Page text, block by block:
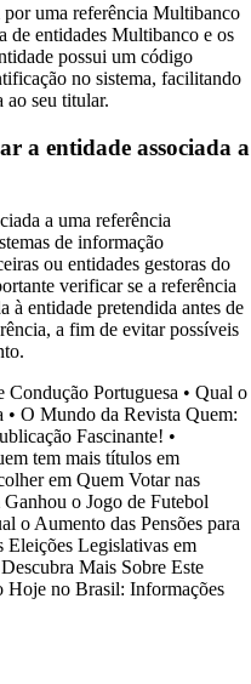
por uma referência Multibanco
de entidades Multibanco e os
possui um código
no sistema, facilitando
ao seu titular.
a entidade associada a
a uma referência
de informação
ou entidades gestoras do
verificar se a referência
à entidade pretendida antes de
a fim de evitar possíveis
Portuguesa • Qual o
• O Mundo da Revista Quem:
Fascinante! •
tem mais títulos em
em Quem Votar nas
o Jogo de Futebol
o Aumento das Pensões para
Eleições Legislativas em
Mais Sobre Este
Hoje no Brasil: Informações